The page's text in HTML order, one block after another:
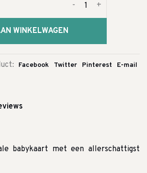
+
-
WINKELWAGEN
Facebook Twitter Pinterest E-mail
babykaart met een allerschattigst